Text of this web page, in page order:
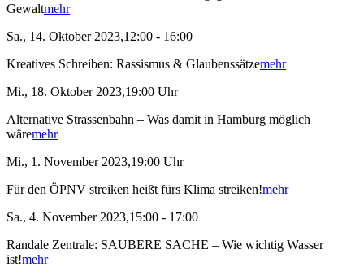
Gewaltmehr
Sa., 14. Oktober 2023,12:00 - 16:00
Kreatives Schreiben: Rassismus & Glaubenssätzemehr
Mi., 18. Oktober 2023,19:00 Uhr
Alternative Strassenbahn – Was damit in Hamburg möglich
wäremehr
Mi., 1. November 2023,19:00 Uhr
Für den ÖPNV streiken heißt fürs Klima streiken!mehr
Sa., 4. November 2023,15:00 - 17:00
Randale Zentrale: SAUBERE SACHE – Wie wichtig Wasser
ist!mehr